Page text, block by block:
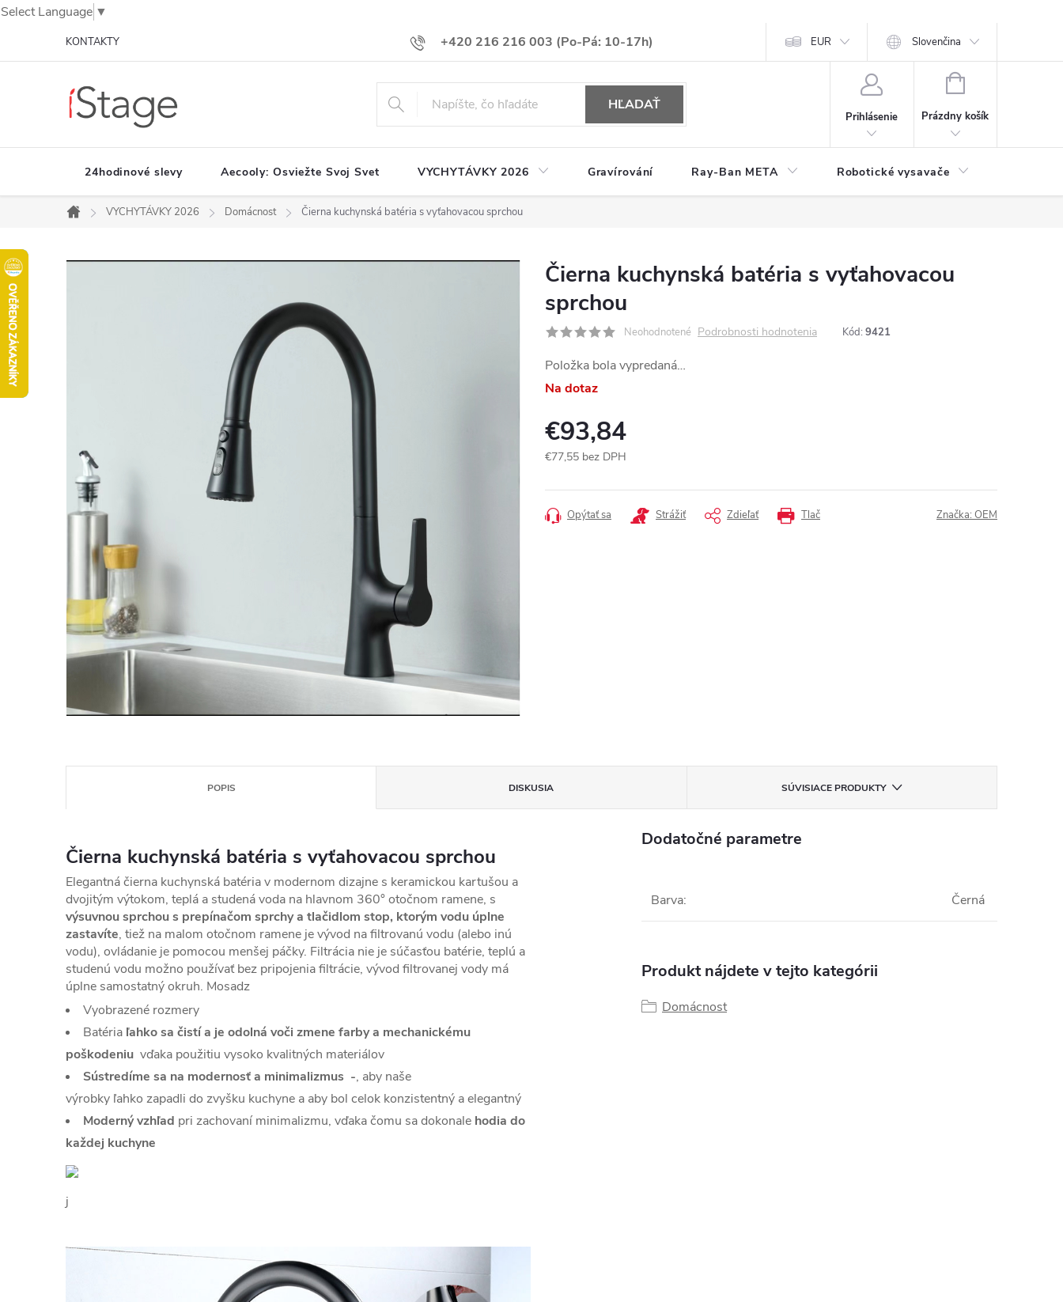
Select Language ▼
+420 216 216 003
KONTAKTY EUR Slovenčina
HĽADAŤ
Prihlásenie
NÁKUPNÝ
Prázdny košík
24hodinové slevy Aecooly: Osviežte Svoj Svet VYCHYTÁVKY 2026 Gravírování Ray-Ban META Robotické vysavače
Domov
VYCHYTÁVKY 2026 Domácnost Čierna kuchynská batéria s vyťahovacou sprchou
Čierna kuchynská batéria s vyťahovacou
sprchou
Neohodnotené Podrobnosti hodnotenia Kód: 9421
Položka bola vypredaná…
Na dotaz
€93,84
€77,55 bez DPH
cena:
Tlač
Opýtať sa Strážiť Zdieľať Značka: OEM
POPIS DISKUSIA SÚVISIACE PRODUKTY
Čierna kuchynská batéria s vyťahovacou sprchou
Elegantná čierna kuchynská batéria v modernom dizajne s keramickou kartušou a
dvojitým výtokom, teplá a studená voda na hlavnom 360° otočnom ramene, s
výsuvnou sprchou s prepínačom sprchy a tlačidlom stop, ktorým vodu úplne
zastavíte, tiež na malom otočnom ramene je vývod na filtrovanú vodu (alebo inú
vodu), ovládanie je pomocou menšej páčky. Filtrácia nie je súčasťou batérie, teplú a
studenú vodu možno používať bez pripojenia filtrácie, vývod filtrovanej vody má
úplne samostatný okruh. Mosadz
Vyobrazené rozmery
Batéria ľahko sa čistí a je odolná voči zmene farby a mechanickému
poškodeniu vďaka použitiu vysoko kvalitných materiálov
Sústredíme sa na modernosť a minimalizmus -, aby naše
výrobky ľahko zapadli do zvyšku kuchyne a aby bol celok konzistentný a elegantný
Moderný vzhľad pri zachovaní minimalizmu, vďaka čomu sa dokonale hodia do
každej kuchyne
j
Dodatočné parametre
Barva: Černá
Produkt nájdete v tejto kategórii
Domácnost